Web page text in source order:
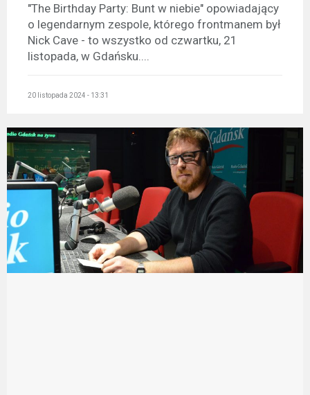
"The Birthday Party: Bunt w niebie" opowiadający
o legendarnym zespole, którego frontmanem był
Nick Cave - to wszystko od czwartku, 21
listopada, w Gdańsku....
20 listopada 2024 - 13:31